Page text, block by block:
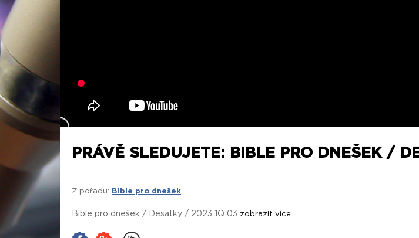
PRÁVĚ SLEDUJETE: BIBLE PRO DNEŠEK /
Z pořadu: Bible pro dnešek
Bible pro dnešek / Desátky / 2023 1Q 03 zobrazit více